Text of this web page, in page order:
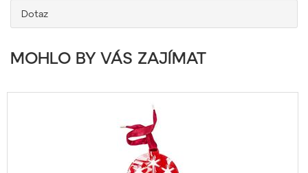
Dotaz
MOHLO BY VÁS ZAJÍMAT